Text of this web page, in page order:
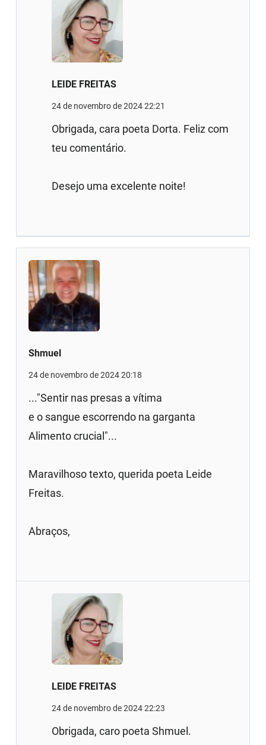
LEIDE FREITAS
24 de novembro de 2024 22:21
Obrigada, cara poeta Dorta. Feliz com
teu comentário.
Desejo uma excelente noite!
Shmuel
24 de novembro de 2024 20:18
..."Sentir nas presas a vítima
e o sangue escorrendo na garganta
Alimento crucial"...
Maravilhoso texto, querida poeta Leide
Freitas.
Abraços,
LEIDE FREITAS
24 de novembro de 2024 22:23
Obrigada, caro poeta Shmuel.